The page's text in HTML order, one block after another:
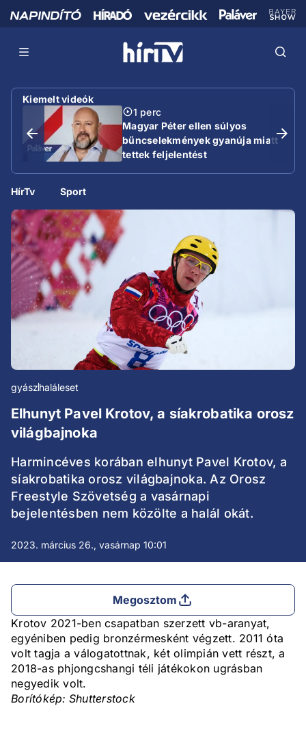
Kiemelt videók
1 perc
Magyar Péter ellen súlyos
bűncselekmények gyanúja miatt
tettek feljelentést
HírTv Sport
gyászhaláleset
Elhunyt Pavel Krotov, a síakrobatika orosz
világbajnoka
Harmincéves korában elhunyt Pavel Krotov, a
síakrobatika orosz világbajnoka. Az Orosz
Freestyle Szövetség a vasárnapi
bejelentésben nem közölte a halál okát.
2023. március 26., vasárnap 10:01
Megosztom
Krotov 2021-ben csapatban szerzett vb-aranyat,
egyéniben pedig bronzérmesként végzett. 2011 óta
volt tagja a válogatottnak, két olimpián vett részt, a
2018-as phjongcshangi téli játékokon ugrásban
negyedik volt.
Borítókép: Shutterstock